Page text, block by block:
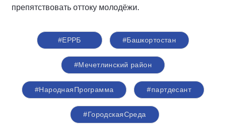
препятствовать оттоку молодёжи.
#ЕРРБ #Башкортостан
#Мечетлинский район
#НароднаяПрограмма #партдесант
#ГородскаяСреда